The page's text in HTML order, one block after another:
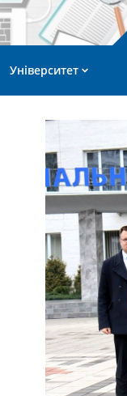
Університет